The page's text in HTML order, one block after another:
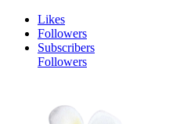
Likes
Followers
Subscribers
Followers